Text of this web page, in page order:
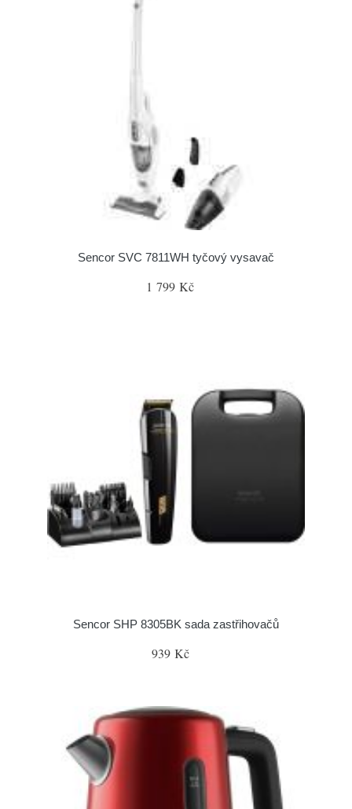
Sencor SVC 7811WH tyčový vysavač
1 799 Kč
Sencor SHP 8305BK sada zastřihovačů
939 Kč